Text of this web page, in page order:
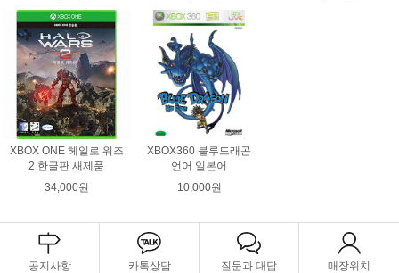
XBOX ONE 헤일로 워즈
2 한글판 새제품
34,000원
XBOX360 블루드래곤
언어 일본어
10,000원
공지사항 카톡상담 질문과 대답 매장위치